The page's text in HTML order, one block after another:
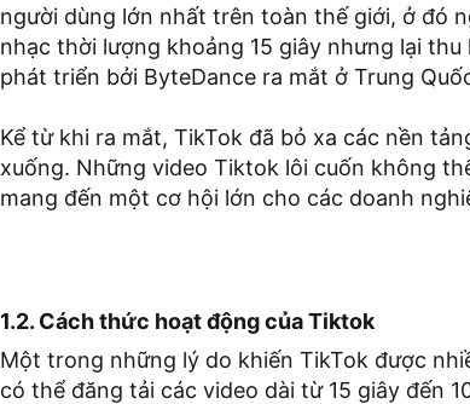
người dùng lớn nhất trên toàn thế giới, ở đó
nhạc thời lượng khoảng 15 giây nhưng lại
phát triển bởi ByteDance ra mắt ở Trung
Kể từ khi ra mắt, TikTok đã bỏ xa các nền
xuống. Những video Tiktok lôi cuốn không
mang đến một cơ hội lớn cho các doanh
1.2. Cách thức hoạt động của Tiktok
Một trong những lý do khiến TikTok được
có thể đăng tải các video dài từ 15 giây đến